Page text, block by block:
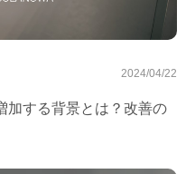
2024/04/22
加する背景とは？改善の